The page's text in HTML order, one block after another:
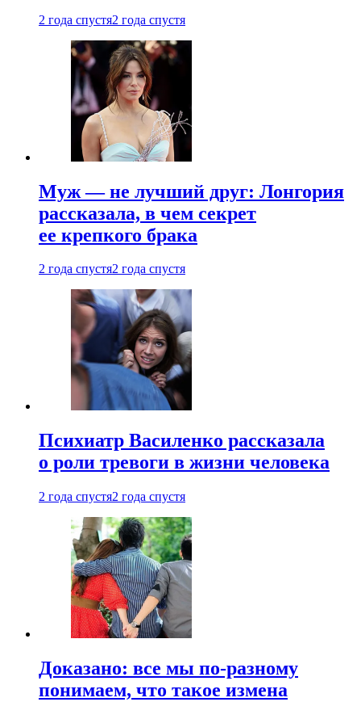
2 года спустя2 года спустя
Муж — не лучший друг: Лонгория
рассказала, в чем секрет
ее крепкого брака
2 года спустя2 года спустя
Психиатр Василенко рассказала
о роли тревоги в жизни человека
2 года спустя2 года спустя
Доказано: все мы по-разному
понимаем, что такое измена